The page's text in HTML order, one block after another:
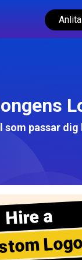
som passar dig
Hire a
Logo